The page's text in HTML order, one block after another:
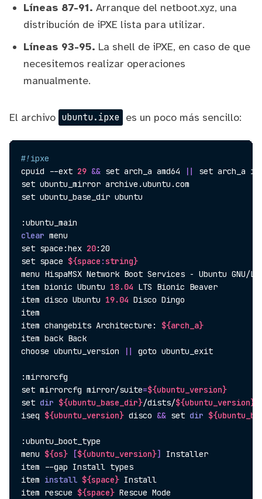
Líneas 87-91. Arranque del netboot.xyz, una
distribución de iPXE lista para utilizar.
Líneas 93-95. La shell de iPXE, en caso de que
necesitemos realizar operaciones
manualmente.
El archivo ubuntu.ipxe es un poco más sencillo:
#!ipxe
cpuid --ext 29 && set arch_a amd64 ||
set
set
set ubuntu_base_dir ubuntu
clear
set space:hex 20
set space ${space : string}
menu HispaMSX Network Boot Services - Ubuntu GNU/
item bionic Ubuntu 18.04 LTS Bionic Beaver
item disco Ubuntu 19.04 Disco Dingo
item
item changebits Architecture: ${arch_a}
item back Back
choose ubuntu_version
|| goto ubuntu_exit
set mirrorcfg mirror/suite=${ubuntu_version}
set dir ${ubuntu_base_dir}/dists/${ubuntu_version}
iseq ${ubuntu_version} disco && set dir
:ubuntu_boot_type
menu ${os} [${ubuntu_version}]
Installer
item --gap Install types
item install ${space} Install
item rescue ${space} Rescue Mode